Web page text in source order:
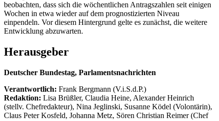
beobachten, dass sich die wöchentlichen Antragszahlen seit einigen
Wochen in etwa wieder auf dem prognostizierten Niveau
einpendeln. Vor diesem Hintergrund gelte es zunächst, die weitere
Entwicklung abzuwarten.
Herausgeber
Deutscher Bundestag, Parlamentsnachrichten
Verantwortlich: Frank Bergmann (V.i.S.d.P.)
Redaktion: Lisa Brüßler, Claudia Heine, Alexander Heinrich
(stellv. Chefredakteur), Nina Jeglinski, Susanne Ködel (Volontärin),
Claus Peter Kosfeld, Johanna Metz, Sören Christian Reimer (Chef